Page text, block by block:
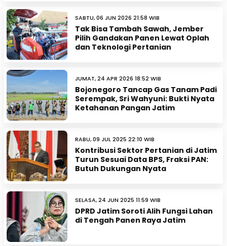
SABTU, 06 JUN 2026 21:58 WIB
Tak Bisa Tambah Sawah, Jember
Pilih Gandakan Panen Lewat Oplah
dan Teknologi Pertanian
JUMAT, 24 APR 2026 18:52 WIB
Bojonegoro Tancap Gas Tanam Padi
Serempak, Sri Wahyuni: Bukti Nyata
Ketahanan Pangan Jatim
RABU, 09 JUL 2025 22:10 WIB
Kontribusi Sektor Pertanian di Jatim
Turun Sesuai Data BPS, Fraksi PAN:
Butuh Dukungan Nyata
SELASA, 24 JUN 2025 11:59 WIB
DPRD Jatim Soroti Alih Fungsi Lahan
di Tengah Panen Raya Jatim